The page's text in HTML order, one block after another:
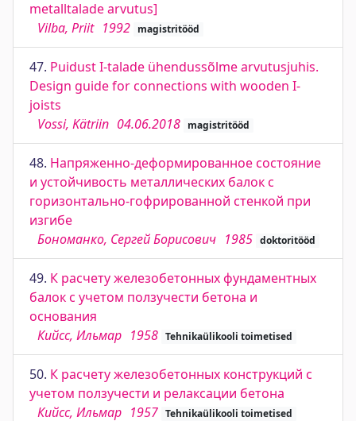
metalltalade arvutus]
Vilba, Priit 1992 magistritööd
47. Puidust I-talade ühendussõlme arvutusjuhis.
Design guide for connections with wooden I-
joists
Vossi, Kätriin 04.06.2018 magistritööd
48. Напряженно-деформированное состояние
и устойчивость металлических балок с
горизонтально-гофрированной стенкой при
изгибе
Бономанко, Сергей Борисович 1985 doktoritööd
49. К расчету железобетонных фундаментных
балок с учетом ползучести бетона и
основания
Кийсс, Ильмар 1958 Tehnikaülikooli toimetised
50. К расчету железобетонных конструкций с
учетом ползучести и релаксации бетона
Кийсс, Ильмар 1957 Tehnikaülikooli toimetised